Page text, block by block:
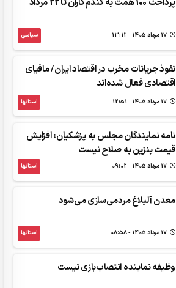
پرداخت 100 همت به گندم‌کاران تا 22 مرداد
سیاسی
نفوذ جریانات مخرب در اقتصاد ایران/ مافیای
اقتصادی فعال شده‌اند
استانها
نامه نمایندگان مجلس به پزشکیان: افزایش
قیمت بنزین به صلاح نیست
استانها
معدن آلبلاغ مردمی‌سازی می‌شود
استانها
وظیفه نماینده انتصاب‌بازی نیست